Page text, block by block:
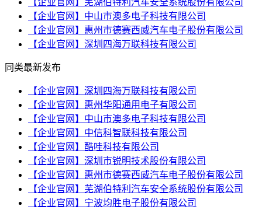
【企业官网】芜湖伯特利汽车安全系统股份有限公司
【企业官网】中山市澳多电子科技有限公司
【企业官网】惠州市德赛西威汽车电子股份有限公司
【企业官网】深圳四海万联科技有限公司
同类最新发布
【企业官网】深圳四海万联科技有限公司
【企业官网】惠州华阳通用电子有限公司
【企业官网】中山市澳多电子科技有限公司
【企业官网】中信科智联科技有限公司
【企业官网】酷哇科技有限公司
【企业官网】深圳市锐明技术股份有限公司
【企业官网】惠州市德赛西威汽车电子股份有限公司
【企业官网】芜湖伯特利汽车安全系统股份有限公司
【企业官网】宁波均胜电子股份有限公司